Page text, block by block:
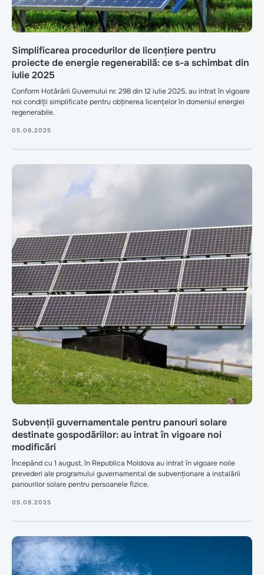
Simplificarea procedurilor de licențiere pentru
proiecte de energie regenerabilă: ce s-a schimbat din
iulie 2025
Conform Hotărârii Guvernului nr. 298 din 12 iulie 2025, au intrat în vigoare
noi condiții simplificate pentru obținerea licențelor în domeniul energiei
regenerabile.
05.08.2025
Subvenții guvernamentale pentru panouri solare
destinate gospodăriilor: au intrat în vigoare noi
modificări
Începând cu 1 august, în Republica Moldova au intrat în vigoare noile
prevederi ale programului guvernamental de subvenționare a instalării
panourilor solare pentru persoanele fizice.
05.08.2025